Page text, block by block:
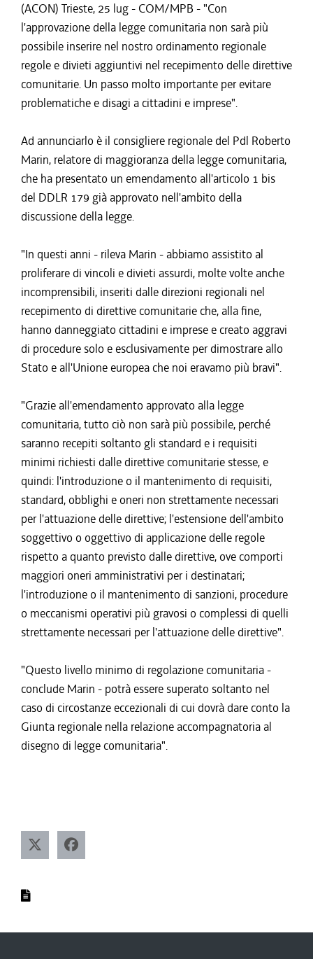
(ACON) Trieste, 25 lug - COM/MPB - "Con
l'approvazione della legge comunitaria non sarà più
possibile inserire nel nostro ordinamento regionale
regole e divieti aggiuntivi nel recepimento delle direttive
comunitarie. Un passo molto importante per evitare
problematiche e disagi a cittadini e imprese".
Ad annunciarlo è il consigliere regionale del Pdl Roberto
Marin, relatore di maggioranza della legge comunitaria,
che ha presentato un emendamento all'articolo 1 bis
del DDLR 179 già approvato nell'ambito della
discussione della legge.
"In questi anni - rileva Marin - abbiamo assistito al
proliferare di vincoli e divieti assurdi, molte volte anche
incomprensibili, inseriti dalle direzioni regionali nel
recepimento di direttive comunitarie che, alla fine,
hanno danneggiato cittadini e imprese e creato aggravi
di procedure solo e esclusivamente per dimostrare allo
Stato e all'Unione europea che noi eravamo più bravi".
"Grazie all'emendamento approvato alla legge
comunitaria, tutto ciò non sarà più possibile, perché
saranno recepiti soltanto gli standard e i requisiti
minimi richiesti dalle direttive comunitarie stesse, e
quindi: l'introduzione o il mantenimento di requisiti,
standard, obblighi e oneri non strettamente necessari
per l'attuazione delle direttive; l'estensione dell'ambito
soggettivo o oggettivo di applicazione delle regole
rispetto a quanto previsto dalle direttive, ove comporti
maggiori oneri amministrativi per i destinatari;
l'introduzione o il mantenimento di sanzioni, procedure
o meccanismi operativi più gravosi o complessi di quelli
strettamente necessari per l'attuazione delle direttive".
"Questo livello minimo di regolazione comunitaria -
conclude Marin - potrà essere superato soltanto nel
caso di circostanze eccezionali di cui dovrà dare conto la
Giunta regionale nella relazione accompagnatoria al
disegno di legge comunitaria".